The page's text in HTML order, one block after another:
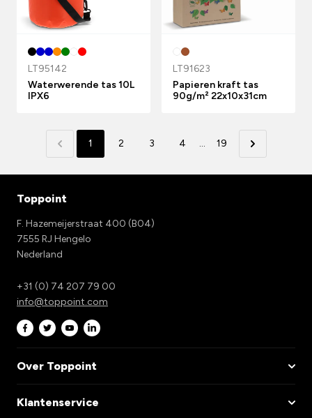
LT95142
Waterwerende tas 10L
IPX6
LT91623
Papieren kraft tas
90g/m² 22x10x31cm
1 2 3 4 ... 19
Toppoint
F. Hazemeijerstraat 400 (B04)
7555 RJ Hengelo
Nederland
+31 (0) 74 207 79 00
info@toppoint.com
Over Toppoint
Klantenservice